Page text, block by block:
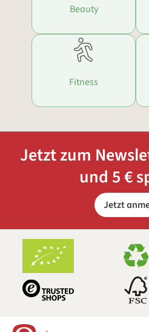
Beauty
Fitness
Jetzt zum
und 5 €
Jetzt